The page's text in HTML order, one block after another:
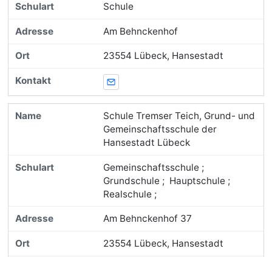
Schule
Am Behnckenhof
23554 Lübeck, Hansestadt
E-Mail
Schule Tremser Teich, Grund- und
Gemeinschaftsschule der
Hansestadt Lübeck
Gemeinschaftsschule ;
Grundschule ; Hauptschule ;
Realschule ;
Am Behnckenhof 37
23554 Lübeck, Hansestadt